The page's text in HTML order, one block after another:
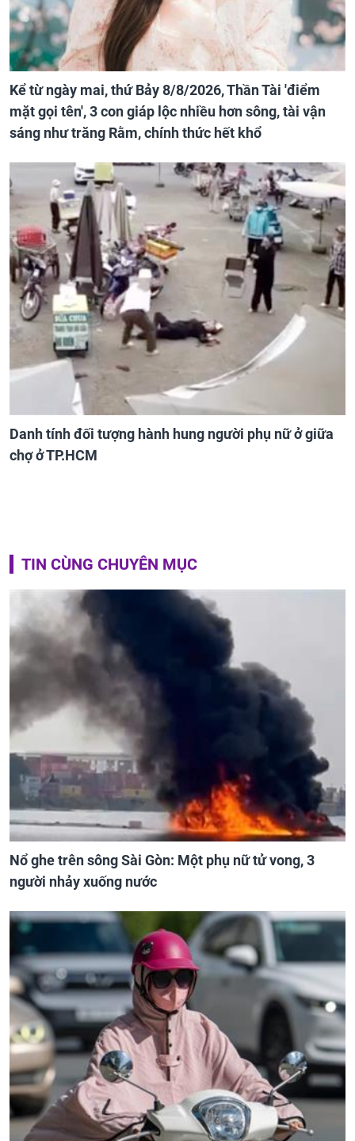
Kể từ ngày mai, thứ Bảy 8/8/2026, Thần Tài 'điểm
mặt gọi tên', 3 con giáp lộc nhiều hơn sông, tài vận
sáng như trăng Rằm, chính thức hết khổ
Danh tính đối tượng hành hung người phụ nữ ở giữa
chợ ở TP.HCM
TIN CÙNG CHUYÊN MỤC
Nổ ghe trên sông Sài Gòn: Một phụ nữ tử vong, 3
người nhảy xuống nước